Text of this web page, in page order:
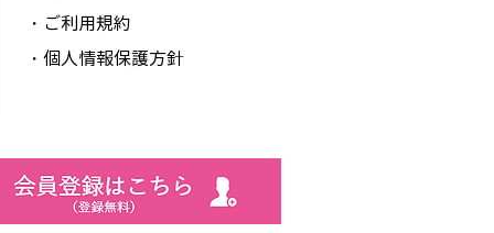
・ご利用規約
・個人情報保護方針